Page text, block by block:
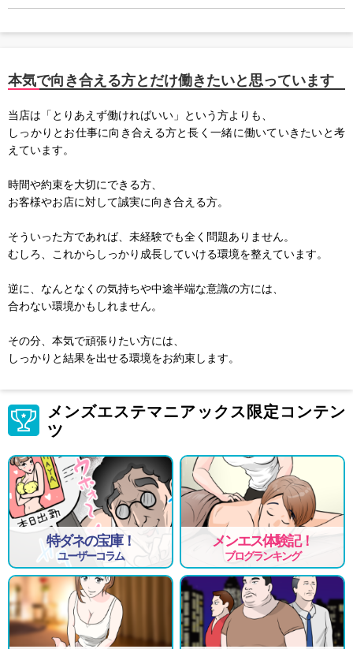
本気で向き合える方とだけ働きたいと思っています
当店は「とりあえず働ければいい」という方よりも、
しっかりとお仕事に向き合える方と長く一緒に働いていきたいと考
えています。
時間や約束を大切にできる方、
お客様やお店に対して誠実に向き合える方。
そういった方であれば、未経験でも全く問題ありません。
むしろ、これからしっかり成長していける環境を整えています。
逆に、なんとなくの気持ちや中途半端な意識の方には、
合わない環境かもしれません。
その分、本気で頑張りたい方には、
しっかりと結果を出せる環境をお約束します。
メンズエステマニアックス限定コンテン
ツ
特ダネの宝庫！
ユーザーコラム
メンエス体験記！
ブログランキング